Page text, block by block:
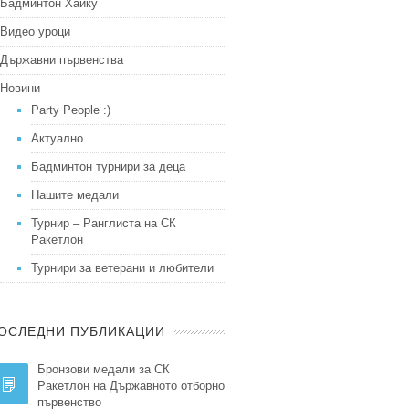
Бадминтон Хайку
Видео уроци
Държавни първенства
Новини
Party People :)
Актуално
Бадминтон турнири за деца
Нашите медали
Турнир – Ранглиста на СК
Ракетлон
Турнири за ветерани и любители
ПУБЛИКАЦИИ
Бронзови медали за СК
Ракетлон на Държавното отборно
първенство